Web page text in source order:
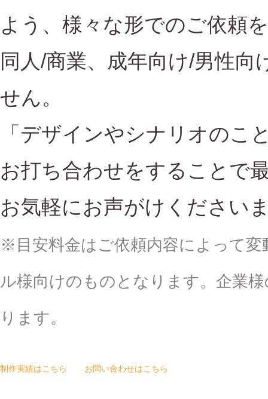
よう、様々な形でのご依頼
同人/商業、成年向け/男性
せん。
「デザインやシナリオのこ
お打ち合わせをすることで
お気軽にお声がけください
※目安料金はご依頼内容によって
ル様向けのものとなります。企業
ります。
制作実績はこちら お問い合わせはこちら